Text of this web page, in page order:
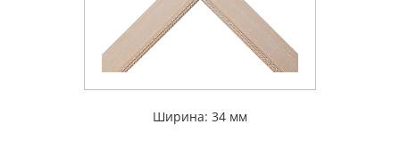
Ширина: 34 мм